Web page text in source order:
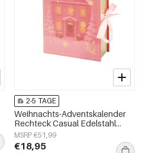
2-5 TAGE
Weihnachts-Adventskalender
Rechteck Casual Edelstahl
Weihnachten
MSRP €51,99
€18,95